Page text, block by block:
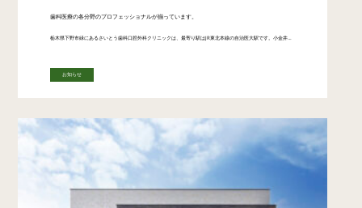
歯科医療の各分野のプロフェッショナルが揃っています。
お知らせ